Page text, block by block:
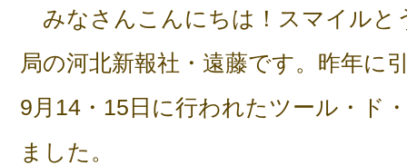
みなさんこんにちは！スマイルと
局の河北新報社・遠藤です。昨年に
9月14・15日に行われたツール・ド
ました。